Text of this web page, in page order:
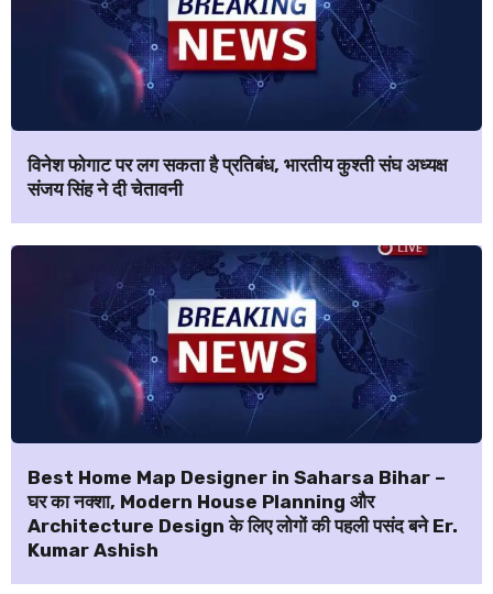
विनेश फोगाट पर लग सकता है प्रतिबंध, भारतीय कुश्ती संघ अध्यक्ष
संजय सिंह ने दी चेतावनी
Best Home Map Designer in Saharsa Bihar –
घर का नक्शा, Modern House Planning और
Architecture Design के लिए लोगों की पहली पसंद बने Er.
Kumar Ashish